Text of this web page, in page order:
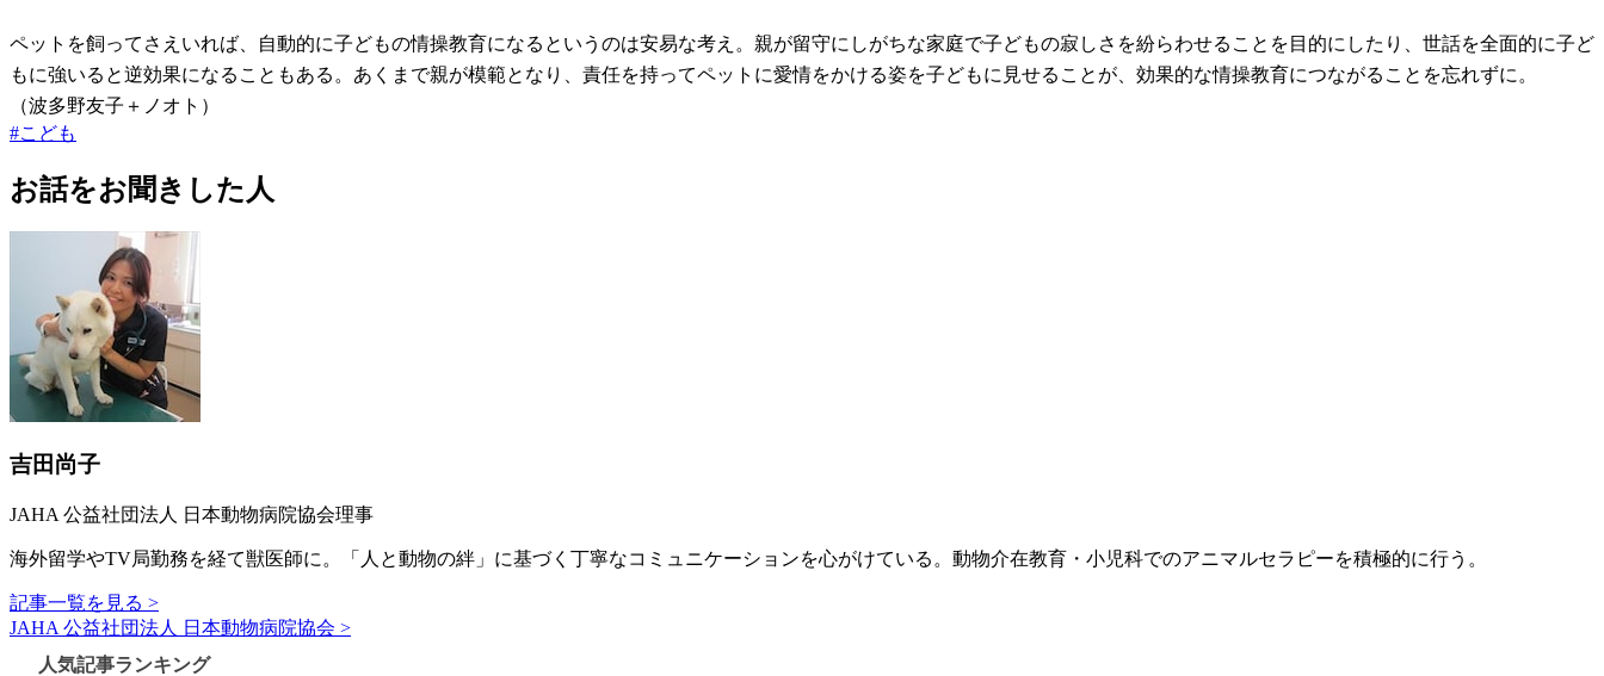
ペットを飼ってさえいれば、自動的に子どもの情操教育になるというのは安易な考え。親が留守にしがちな家庭で子どもの寂しさを紛らわせることを目的にしたり、世話を全面的に子ど
もに強いると逆効果になることもある。あくまで親が模範となり、責任を持ってペットに愛情をかける姿を子どもに見せることが、効果的な情操教育につながることを忘れずに。
（波多野友子＋ノオト）
#こども
お話をお聞きした人
吉田尚子
JAHA 公益社団法人 日本動物病院協会理事
海外留学やTV局勤務を経て獣医師に。「人と動物の絆」に基づく丁寧なコミュニケーションを心がけている。動物介在教育・小児科でのアニマルセラピーを積極的に行う。
記事一覧を見る >
JAHA 公益社団法人 日本動物病院協会 >
人気記事ランキング